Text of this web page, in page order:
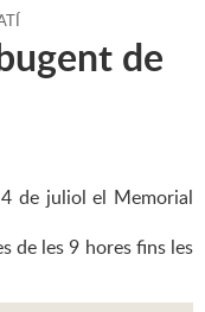
de
de juliol el Memorial
de les 9 hores fins les